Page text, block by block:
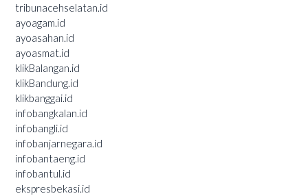
tribunacehselatan.id
ayoagam.id
ayoasahan.id
ayoasmat.id
klikBalangan.id
klikBandung.id
klikbanggai.id
infobangkalan.id
infobangli.id
infobanjarnegara.id
infobantaeng.id
infobantul.id
ekspresbekasi.id